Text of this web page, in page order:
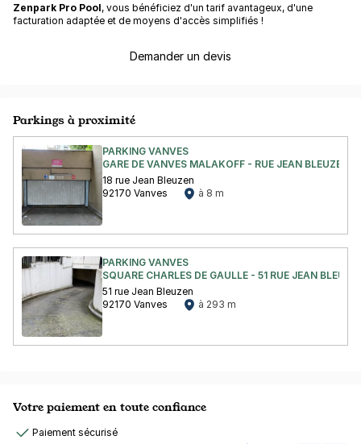
Zenpark Pro Pool, vous bénéficiez d'un tarif avantageux, d'une
facturation adaptée et de moyens d'accès simplifiés !
Demander un devis
Parkings à proximité
PARKING VANVES
GARE DE VANVES MALAKOFF - RUE JEAN BLEUZEN
18 rue Jean Bleuzen
92170 Vanves
à 8 m
PARKING VANVES
SQUARE CHARLES DE GAULLE - 51 RUE JEAN
51 rue Jean Bleuzen
92170 Vanves
à 293 m
Votre paiement en toute confiance
Paiement sécurisé